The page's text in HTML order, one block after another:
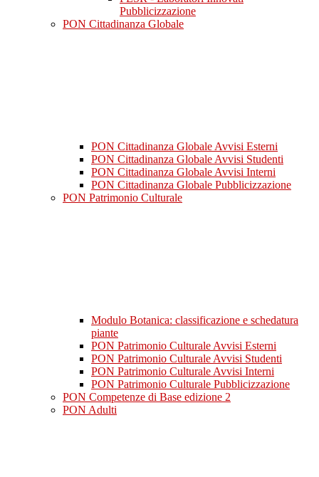
Pubblicizzazione
PON Cittadinanza Globale
PON Cittadinanza Globale Avvisi Esterni
PON Cittadinanza Globale Avvisi Studenti
PON Cittadinanza Globale Avvisi Interni
PON Cittadinanza Globale Pubblicizzazione
PON Patrimonio Culturale
Modulo Botanica: classificazione e schedatura
piante
PON Patrimonio Culturale Avvisi Esterni
PON Patrimonio Culturale Avvisi Studenti
PON Patrimonio Culturale Avvisi Interni
PON Patrimonio Culturale Pubblicizzazione
PON Competenze di Base edizione 2
PON Adulti